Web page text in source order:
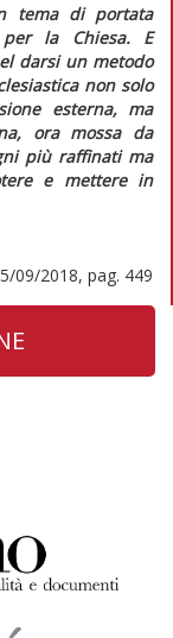
tema di portata
la Chiesa. E
darsi un metodo
non solo
esterna, ma
ora mossa da
più raffinati ma
e mettere in
09/2018, pag. 449